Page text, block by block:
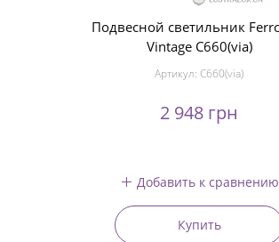
Подвесной светильник
Vintage C660(via)
Артикул: C660(via)
2 948 грн
Добавить к сравнению
Купить